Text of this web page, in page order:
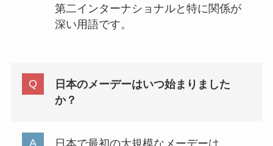
第二インターナショナルと特に関係が
深い用語です。
日本のメーデーはいつ始まりました
か？
日本で最初の大規模なメーデーは、